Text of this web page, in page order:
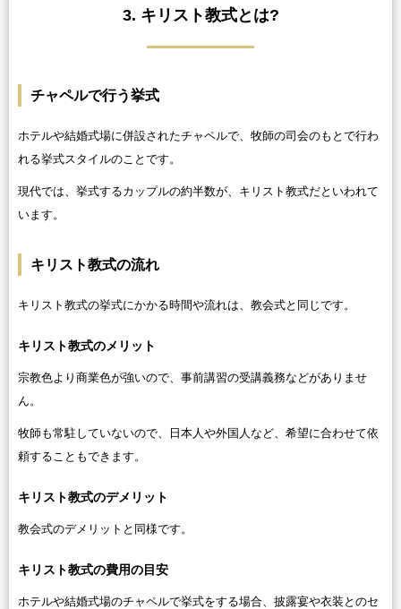
3. キリスト教式とは?
チャペルで行う挙式
ホテルや結婚式場に併設されたチャペルで、牧師の司会のもとで行わ
れる挙式スタイルのことです。
現代では、挙式するカップルの約半数が、キリスト教式だといわれて
います。
キリスト教式の流れ
キリスト教式の挙式にかかる時間や流れは、教会式と同じです。
キリスト教式のメリット
宗教色より商業色が強いので、事前講習の受講義務などがありませ
ん。
牧師も常駐していないので、日本人や外国人など、希望に合わせて依
頼することもできます。
キリスト教式のデメリット
教会式のデメリットと同様です。
キリスト教式の費用の目安
ホテルや結婚式場のチャペルで挙式をする場合、披露宴や衣装とのセ